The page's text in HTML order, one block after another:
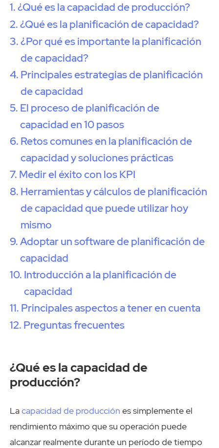
¿Qué es la capacidad de producción?
¿Qué es la planificación de capacidad?
¿Por qué es importante la planificación
de capacidad?
Principales estrategias de planificación
de capacidad
El proceso de planificación de
capacidad en 10 pasos
Retos comunes en la planificación de
capacidad y soluciones prácticas
Medir el éxito con los KPI
Herramientas y cálculos de planificación
de capacidad que puede utilizar hoy
mismo
Adoptar un software de planificación de
capacidad
Introducción a la planificación de
capacidad
Principales aspectos a tener en cuenta
Preguntas frecuentes
¿Qué es la capacidad de
producción?
Lacapacidad de producción es simplemente el
rendimiento máximo que su operación puede
alcanzar realmente durante un período de tiempo